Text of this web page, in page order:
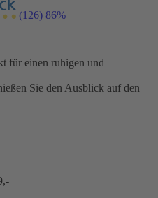
(126) 86%
für einen ruhigen und
Sie den Ausblick auf den